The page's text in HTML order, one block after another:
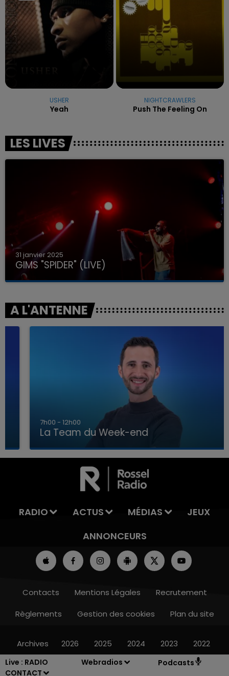
Live : RADIO
CONTACT
Webradios Podcasts
LA TEAM DU WEEK-END
USHER
Yeah
NIGHTCRAWLERS
Push The Feeling On
LES LIVES
31 janvier 2025
GIMS "SPIDER" (LIVE)
A L'ANTENNE
7h00 - 12h00
La Team du Week-end
RADIO ACTUS MÉDIAS
JEUX
ANNONCEURS
Contacts Mentions Légales
Recrutement
Règlements
Gestion des cookies Plan du site
Archives 2026 2025 2024 2023 2022